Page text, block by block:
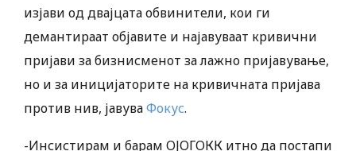
изјави од двајцата обвинители, кои ги
демантираат објавите и најавуваат кривични
пријави за бизнисменот за лажно пријавување,
но и за иницијаторите на кривичната пријава
против нив, јавуваФокус.
-Инсистирам и барам ОЈОГОКК итно да постапи